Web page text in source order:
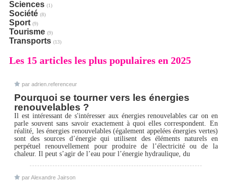
Sciences (1)
Société (8)
Sport (9)
Tourisme (9)
Transports (13)
Les 15 articles les plus populaires en 2025
par adrien.referenceur
Pourquoi se tourner vers les énergies
renouvelables ?
Il est intéressant de s'intéresser aux énergies renouvelables car on en
parle souvent sans savoir exactement à quoi elles correspondent. En
réalité, les énergies renouvelables (également appelées énergies vertes)
sont des sources d’énergie qui utilisent des éléments naturels en
perpétuel renouvellement pour produire de l’électricité ou de la
chaleur. Il peut s’agir de l’eau pour l’énergie hydraulique, du
par Alexandre Jairson